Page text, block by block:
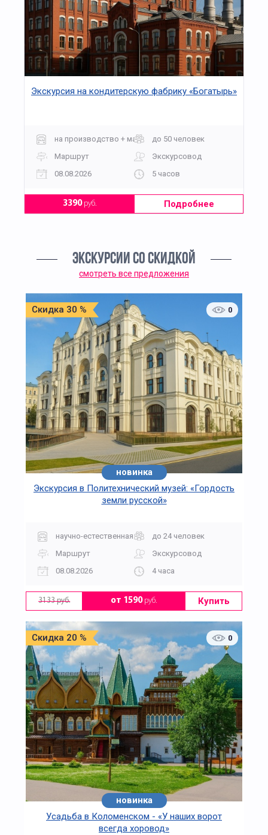
Экскурсия на кондитерскую фабрику «Богатырь»
на производство + мастер-классдо 50 человек
Маршрут
Экскурсовод
08.08.2026
5 часов
3390руб. Подробнее
ЭКСКУРСИИ СО СКИДКОЙ
смотреть все предложения
Скидка 30 % 0
новинка
Экскурсия в Политехнический музей: «Гордость
земли русской»
научно-естественная
до 24 человек
Маршрут
Экскурсовод
08.08.2026
4 часа
3133 руб. от 1590руб. Купить
Скидка 20 % 0
новинка
Усадьба в Коломенском - «У наших ворот
всегда хоровод»